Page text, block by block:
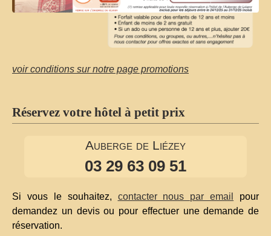
voir conditions sur notre page promotions
Réservez votre hôtel à petit prix
Auberge de Liézey
03 29 63 09 51
Si vous le souhaitez, contacter nous par email
pour
demandez un devis ou pour effectuer une demande de
réservation.